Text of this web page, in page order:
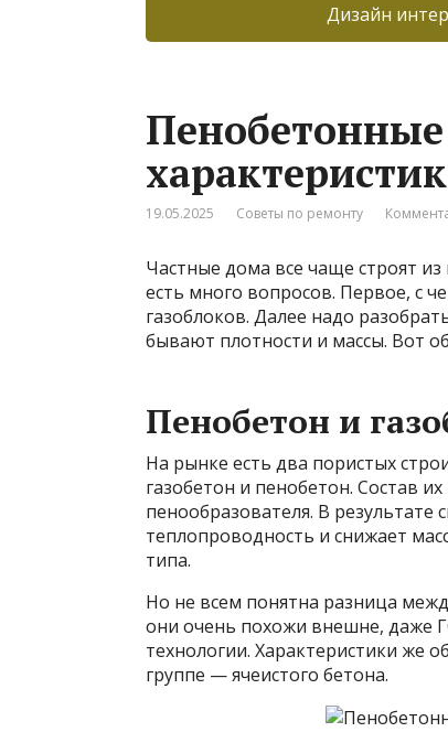
Дизайн
19.05.2025 Советы по ремонту
Частные дома все чаще строят
есть много вопросов. Первое, с
газоблоков. Далее надо
бывают плотности и массы. Вот
Пенобетон и
На рынке есть два пористых
газобетон и пенобетон. Состав
пенообразователя. В результате
теплопроводность и снижает
типа.
Но не всем понятна разница
они очень похожи внешне, даже
технологии. Характеристики же
группе — ячеистого бетона.